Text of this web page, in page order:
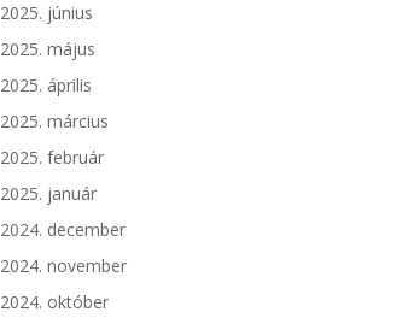
2025. június
2025. május
2025. április
2025. március
2025. február
2025. január
2024. december
2024. november
2024. október